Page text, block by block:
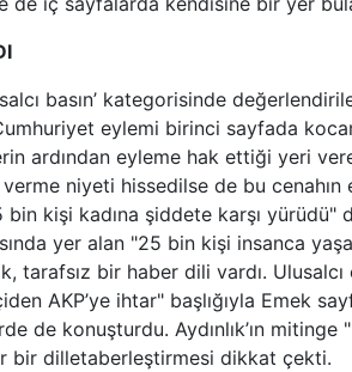
basın’ kategorisinde
eylemi birinci sayfada
ardından eyleme hak ettiği yeri
niyeti hissedilse de bu cenahın
kişi kadına şiddete karşı yürüdü"
yer alan "25 bin kişi insanca
tarafsız bir haber dili vardı. Ulusalcı
AKP’ye ihtar" başlığıyla Emek
de konuşturdu. Aydınlık’ın mitinge
bir dilletaberleştirmesi dikkat çekti.